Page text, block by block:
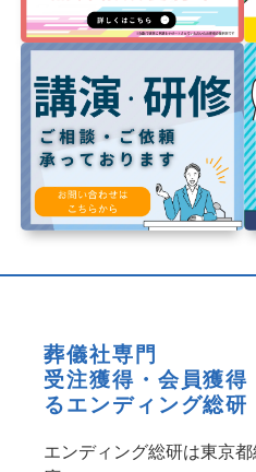
葬儀社専門
受注獲得・会員獲
るエンディング総研
エンディング総研は東京